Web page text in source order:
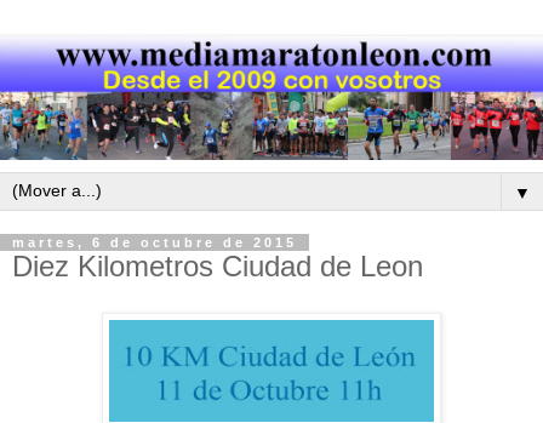
▼
martes, 6 de octubre de 2015
Diez Kilometros Ciudad de Leon